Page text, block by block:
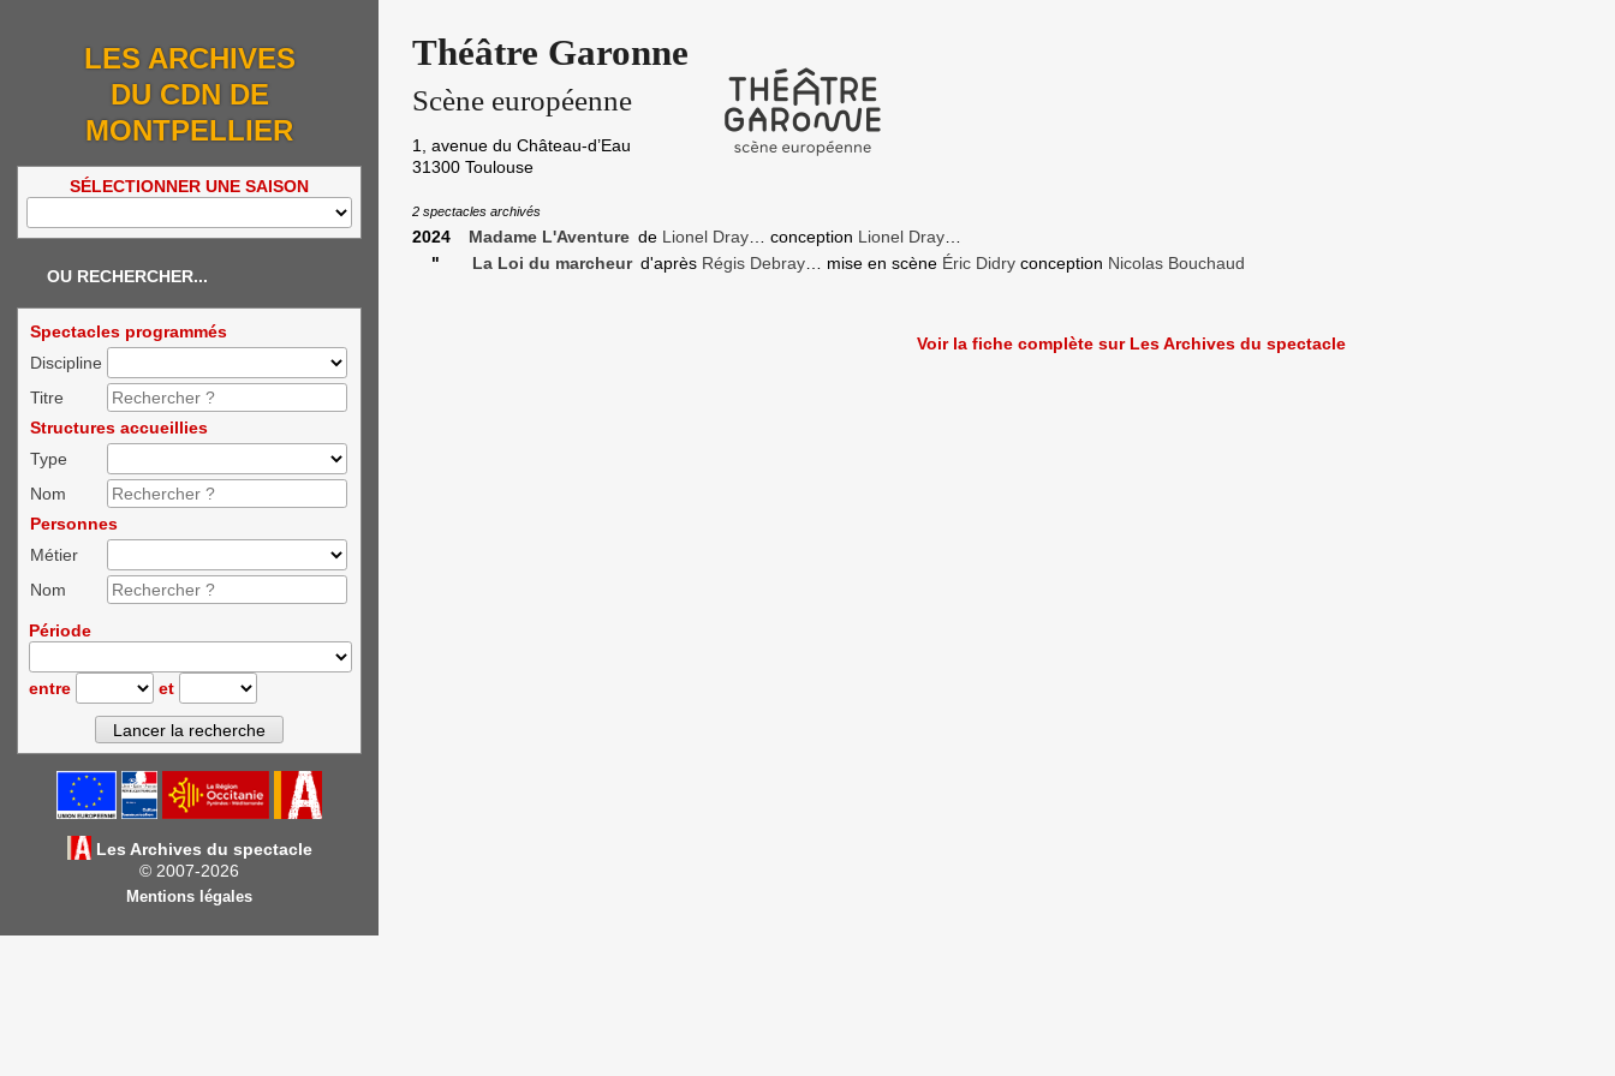
LES ARCHIVES
DU CDN DE
MONTPELLIER
SÉLECTIONNER UNE SAISON
OU RECHERCHER...
Spectacles programmés
Discipline
Titre
Structures accueillies
Type
Nom
Personnes
Métier
Nom
Période
entre et
Les Archives du spectacle
© 2007-2026
Mentions légales
Théâtre Garonne
Scène européenne
1, avenue du Château-d’Eau
31300 Toulouse
2 spectacles archivés
2024 Madame L'Aventure de Lionel Dray … conception Lionel Dray
"
La Loi du marcheurd'après Régis Debray … mise en scène Éric Didry conception Nicolas Bouchaud
Voir la fiche complète sur Les Archives du spectacle